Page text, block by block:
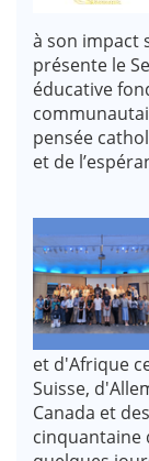
à son impact
présente le
éducative
pensée
et de
et d'Afrique
Suisse,
Canada et
cinquantaine